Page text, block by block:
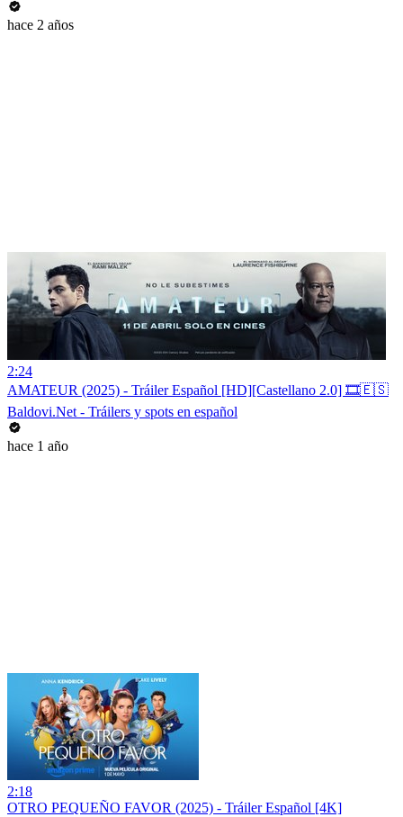
hace 2 años
2:24
AMATEUR (2025) - Tráiler Español [HD][Castellano 2.0] 🎞️🇪🇸
Baldovi.Net - Tráilers y spots en español
hace 1 año
2:18
OTRO PEQUEÑO FAVOR (2025) - Tráiler Español [4K]